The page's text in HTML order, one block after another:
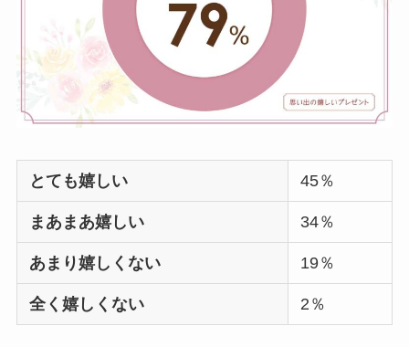
は嬉しくない？いら
ない ？男性には人
気？100人に聞いてみ
は嬉しくない？男性
女性100人に聞いてみ
とても嬉しい 45％
まあまあ嬉しい 34％
あまり嬉しくない 19％
全く嬉しくない 2％